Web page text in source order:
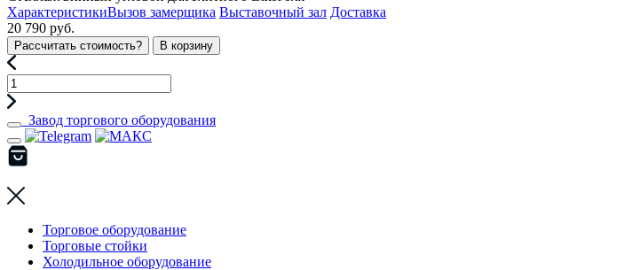
ХарактеристикиВызов замерщика Выставочный зал Доставка
20 790 руб.
Рассчитать стоимость? В корзину
Завод торгового оборудования
Торговое оборудование
Торговые стойки
Холодильное оборудование